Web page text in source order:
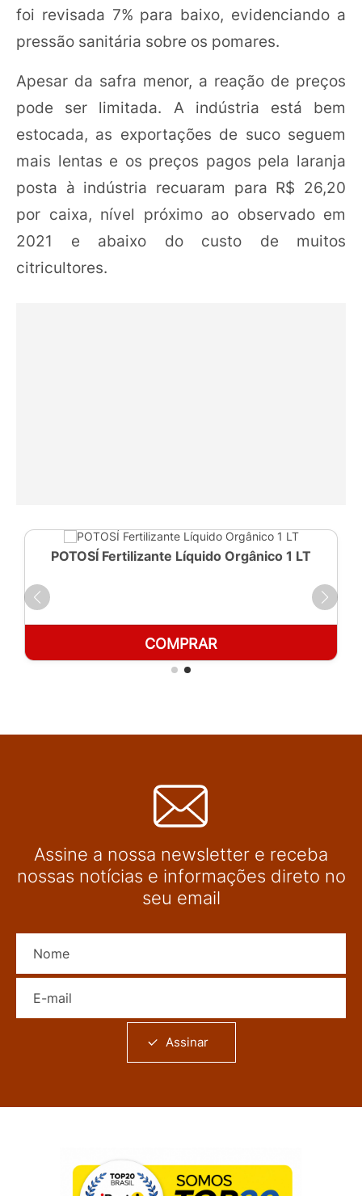
foi revisada 7% para baixo, evidenciando a
pressão sanitária sobre os pomares.
Apesar da safra menor, a reação de preços
pode ser limitada. A indústria está bem
estocada, as exportações de suco seguem
mais lentas e os preços pagos pela laranja
posta à indústria recuaram para R$ 26,20
por caixa, nível próximo ao observado em
2021 e abaixo do custo de muitos
citricultores.
POTOSÍ Fertilizante Líquido Orgânico 1 LT
COMPRAR
Assine a nossa newsletter e receba
nossas notícias e informações direto no
seu email
Assinar